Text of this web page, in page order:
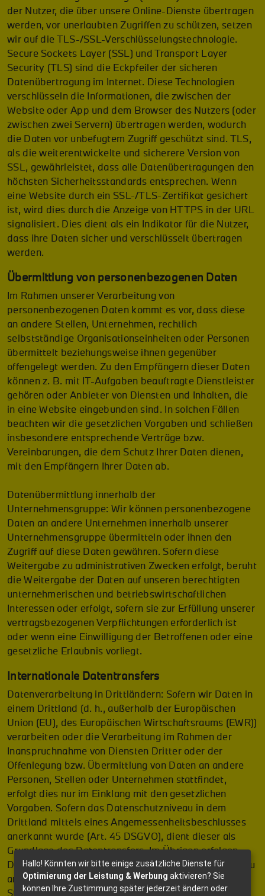
der Nutzer, die über unsere Online-Dienste übertragen
werden, vor unerlaubten Zugriffen zu schützen, setzen
wir auf die TLS-/SSL-Verschlüsselungstechnologie.
Secure Sockets Layer (SSL) und Transport Layer
Security (TLS) sind die Eckpfeiler der sicheren
Datenübertragung im Internet. Diese Technologien
verschlüsseln die Informationen, die zwischen der
Website oder App und dem Browser des Nutzers (oder
zwischen zwei Servern) übertragen werden, wodurch
die Daten vor unbefugtem Zugriff geschützt sind. TLS,
als die weiterentwickelte und sicherere Version von
SSL, gewährleistet, dass alle Datenübertragungen den
höchsten Sicherheitsstandards entsprechen. Wenn
eine Website durch ein SSL-/TLS-Zertifikat gesichert
ist, wird dies durch die Anzeige von HTTPS in der URL
signalisiert. Dies dient als ein Indikator für die Nutzer,
dass ihre Daten sicher und verschlüsselt übertragen
werden.
Übermittlung von personenbezogenen Daten
Im Rahmen unserer Verarbeitung von
personenbezogenen Daten kommt es vor, dass diese
an andere Stellen, Unternehmen, rechtlich
selbstständige Organisationseinheiten oder Personen
übermittelt beziehungsweise ihnen gegenüber
offengelegt werden. Zu den Empfängern dieser Daten
können z. B. mit IT-Aufgaben beauftragte Dienstleister
gehören oder Anbieter von Diensten und Inhalten, die
in eine Website eingebunden sind. In solchen Fällen
beachten wir die gesetzlichen Vorgaben und schließen
insbesondere entsprechende Verträge bzw.
Vereinbarungen, die dem Schutz Ihrer Daten dienen,
mit den Empfängern Ihrer Daten ab.
Datenübermittlung innerhalb der
Unternehmensgruppe: Wir können personenbezogene
Daten an andere Unternehmen innerhalb unserer
Unternehmensgruppe übermitteln oder ihnen den
Zugriff auf diese Daten gewähren. Sofern diese
Weitergabe zu administrativen Zwecken erfolgt, beruht
die Weitergabe der Daten auf unseren berechtigten
unternehmerischen und betriebswirtschaftlichen
Interessen oder erfolgt, sofern sie zur Erfüllung unserer
vertragsbezogenen Verpflichtungen erforderlich ist
oder wenn eine Einwilligung der Betroffenen oder eine
gesetzliche Erlaubnis vorliegt.
Internationale Datentransfers
Datenverarbeitung in Drittländern: Sofern wir Daten in
einem Drittland (d. h., außerhalb der Europäischen
Union (EU), des Europäischen Wirtschaftsraums (EWR))
verarbeiten oder die Verarbeitung im Rahmen der
Inanspruchnahme von Diensten Dritter oder der
Offenlegung bzw. Übermittlung von Daten an andere
Personen, Stellen oder Unternehmen stattfindet,
erfolgt dies nur im Einklang mit den gesetzlichen
Vorgaben. Sofern das Datenschutzniveau in dem
Drittland mittels eines Angemessenheitsbeschlusses
anerkannt wurde (Art. 45 DSGVO), dient dieser als
Grundlage des Datentransfers. Im Übrigen erfolgen
Datentransfers nur dann, wenn das Datenschutzniveau
anderweitig gesichert ist, insbesondere durch
Standardvertragsklauseln (Art. 46 Abs. 2 lit. c)
Hallo! Könnten wir bitte einige zusätzliche Dienste für
Optimierung der Leistung & Werbung aktivieren? Sie
können Ihre Zustimmung später jederzeit ändern oder